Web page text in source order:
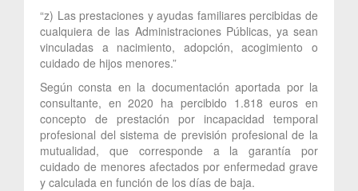
“z) Las prestaciones y ayudas familiares percibidas de
cualquiera de las Administraciones Públicas, ya sean
vinculadas a nacimiento, adopción, acogimiento o
cuidado de hijos menores.”
Según consta en la documentación aportada por la
consultante, en 2020 ha percibido 1.818 euros en
concepto de prestación por incapacidad temporal
profesional del sistema de previsión profesional de la
mutualidad, que corresponde a la garantía por
cuidado de menores afectados por enfermedad grave
y calculada en función de los días de baja.